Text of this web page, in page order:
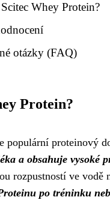
Whey Protein?
otázky (FAQ)
Protein?
populární proteinový
a obsahuje vysoké
rozpustností ve
po tréninku